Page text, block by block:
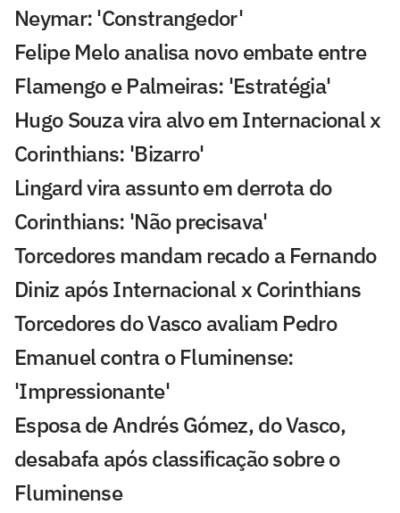
Neymar: 'Constrangedor'
Felipe Melo analisa novo embate entre
Flamengo e Palmeiras: 'Estratégia'
Hugo Souza vira alvo em Internacional x
Corinthians: 'Bizarro'
Lingard vira assunto em derrota do
Corinthians: 'Não precisava'
Torcedores mandam recado a Fernando
Diniz após Internacional x Corinthians
Torcedores do Vasco avaliam Pedro
Emanuel contra o Fluminense:
'Impressionante'
Esposa de Andrés Gómez, do Vasco,
desabafa após classificação sobre o
Fluminense